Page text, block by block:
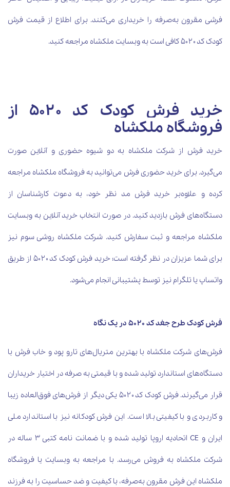
فرشی مقرون به‌صرفه را خریداری می‌کنند. برای اطلاع از قیمت فرش
کودک کد ۵۰۲۰ کافی است به وبسایت ملکشاه مراجعه کنید .
خرید فرش کودک کد ۵۰۲۰ از
فروشگاه ملکشاه
خرید فرش از شرکت ملکشاه به دو شیوه حضوری و آنلاین صورت
می‌گیرد. برای خرید حضوری فرش می‌توانید به فروشگاه ملکشاه مراجعه
کرده و علاوه‌بر خرید فرش مد نظر خود، به دعوت کارشناسان از
دستگاه‌های فرش بازدید کنید. در صورت انتخاب خرید آنلاین به وبسایت
ملکشاه مراجعه و ثبت سفارش کنید. شرکت ملکشاه روشی سوم نیز
برای شما عزیزان در نظر گرفته است؛ خرید فرش کودک کد ۵۰۲۰ از طریق
واتساپ یا تلگرام نیز توسط پشتیبانی انجام می‌شود.
فرش کودک طرح جغد کد ۵۰۲۰ در یک نگاه
فرش‌های شرکت ملکشاه با بهترین متریال‌های تارو پود و خاب فرش با
دستگاه‌های استاندارد تولید شده و با قیمتی به صرفه در اختیار خریداران
قرار می‌گیرند. فرش کودک کد ۵۰۲۰ یکی دیگر از فرش‌های فوق‌العاده زیبا
و کاربردی و با کیفیتی بالا است. این فرش کودکانه نیز با استاندارد ملی
ایران و CE اتحادیه اروپا تولید شده و با ضمانت نامه کتبی ۳ ساله در
شرکت ملکشاه به فروش می‌رسد. با مراجعه به وبسایت یا فروشگاه
ملکشاه این فرش مقرون به‌صرفه، با کیفیت و ضد حساسیت را به فرزند